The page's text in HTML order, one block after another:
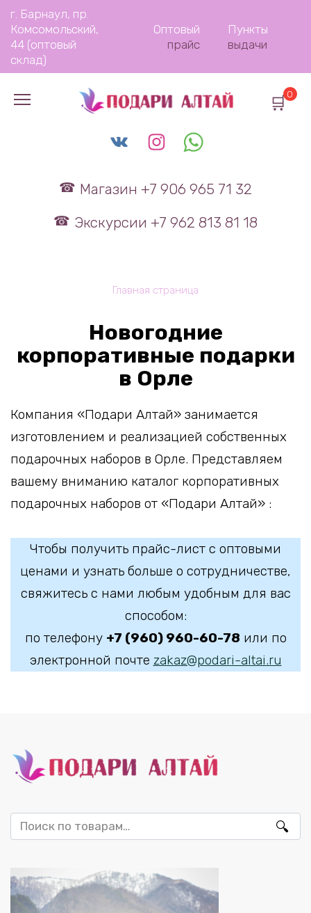
Перейти
содержанию
г. Барнаул, пр.
Комсомольский,
44 (оптовый
склад)
Оптовый
прайс
Пункты
выдачи
Магазин +7 906 965 71 32
Экскурсии +7 962 813 81 18
0
Главная страница
Новогодние
корпоративные подарки
в Орле
Компания «Подари Алтай» занимается
изготовлением и реализацией собственных
подарочных наборов в Орле. Представляем
вашему вниманию каталог корпоративных
подарочных наборов от «Подари Алтай» :
Чтобы получить прайс-лист с оптовыми
ценами и узнать больше о сотрудничестве,
свяжитесь с нами любым удобным для вас
способом:
по телефону +7 (960) 960-60-78 или по
электронной почте zakaz@podari-altai.ru
Искать: